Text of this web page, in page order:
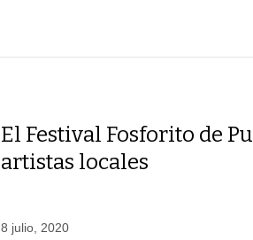
El Festival Fosforito de
artistas locales
8 julio, 2020